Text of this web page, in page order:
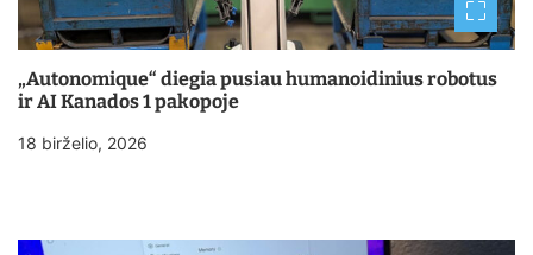
„Autonomique“ diegia pusiau humanoidinius robotus
ir AI Kanados 1 pakopoje
18 birželio, 2026